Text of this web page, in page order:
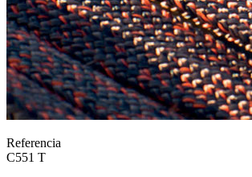
Referencia
C551 T